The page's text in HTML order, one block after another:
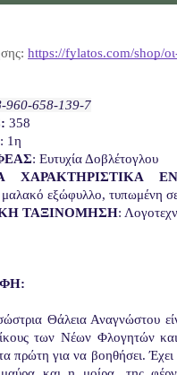
https://fylatos.com/shop/
960-658-139-7
358
: 1η
: Ευτυχία Δοβλέτογλου
ΧΑΡΑΚΤΗΡΙΣΤΙΚΑ
εξώφυλλο, τυπωμένη
ΤΑΞΙΝΟΜΗΣΗ:
Θάλεια Αναγνώστου
των Νέων Φλογητών
πρώτη για να βοηθήσει. Έχει